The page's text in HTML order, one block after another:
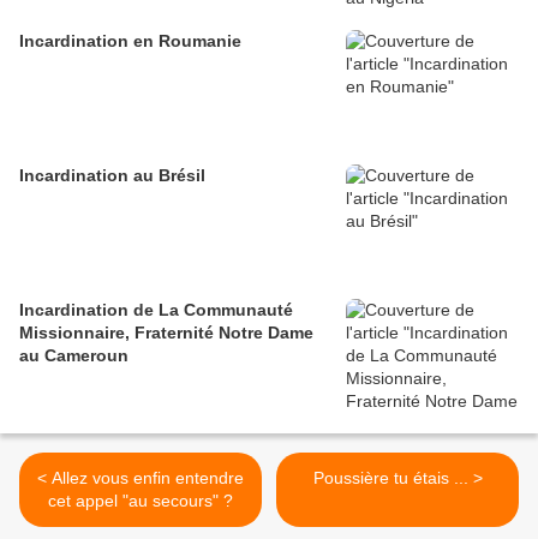
Incardination en Roumanie
Incardination au Brésil
Incardination de La Communauté
Missionnaire, Fraternité Notre Dame
au Cameroun
< Allez vous enfin entendre
cet appel "au secours" ?
Poussière tu étais ... >